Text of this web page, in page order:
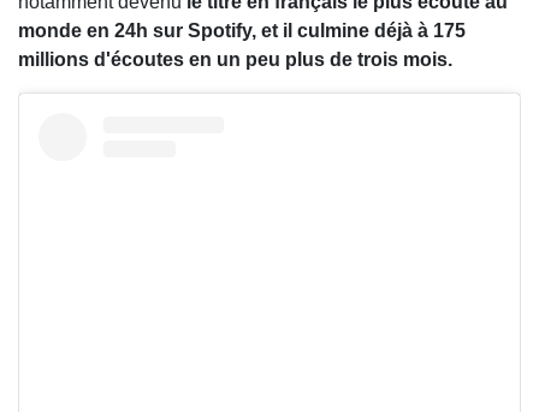
monde en 24h sur Spotify, et il culmine déjà à 175
millions d'écoutes en un peu plus de trois mois.